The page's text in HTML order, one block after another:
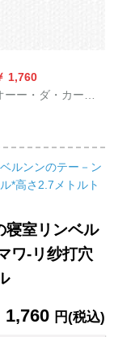
1,760
ーー・ダ・カー
浅藍幅1.2 m高さ
m/幅
寝室リンベル
ワ-リ纱打穴
1,760 円(税込)